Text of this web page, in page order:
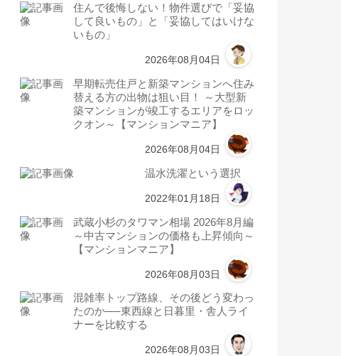
住んで後悔しない！物件選びで「妥協
して良いもの」と「妥協してはいけな
いもの」
2026年08月04日
早期転売住戸と新築マンションへ住み
替える方の出物は狙い目！ ～大型新
築マンションが竣工するエリアをロッ
クオン～【マンションマニア】
2026年08月04日
温水洗濯という選択
2022年01月18日
武蔵小杉のタワマン相場 2026年8月編
～中古マンションの価格も上昇傾向～
【マンションマニア】
2026年08月03日
混雑率トップ路線、その後どう変わっ
たのか──東西線と日暮里・舎人ライ
ナーを比較する
2026年08月03日